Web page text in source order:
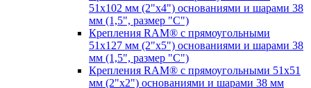
51х102 мм (2"х4") основаниями и шарами 38
мм (1,5", размер "C")
Крепления RAM® с прямоугольными
51х127 мм (2"х5") основаниями и шарами 38
мм (1,5", размер "C")
Крепления RAM® с прямоугольными 51х51
мм (2"х2") основаниями и шарами 38 мм